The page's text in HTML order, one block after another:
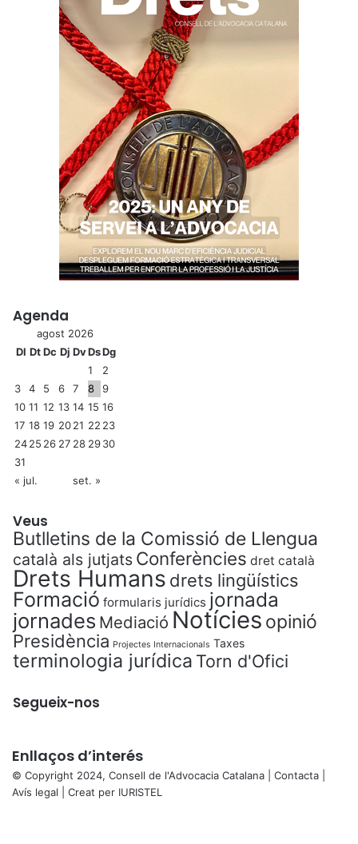
Agenda
agost 2026
Dl DtDc Dj DvDsDg
1
2
3
4 5 6 7 8
9
10 11 12 13 14 15 16
17 18 19 2021 22 23
2425 26 27 28 2930
31
« jul.
set. »
Veus
Butlletins de la Comissió de Llengua
català als jutjats Conferències dret català
Drets Humans drets lingüístics
Formació formularis jurídics jornada
jornades Mediació Notícies opinió
Presidència Projectes Internacionals Taxes
terminologia jurídica Torn d'Ofici
Segueix-nos
Enllaços d’interés
© Copyright 2024, Consell de l'Advocacia Catalana | Contacta
Avís legal | Creat per IURISTEL